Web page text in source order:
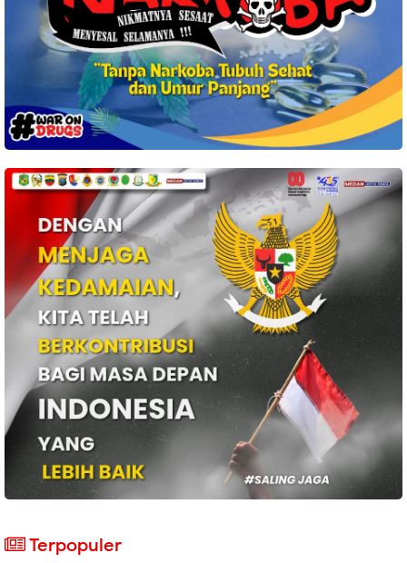
Terpopuler